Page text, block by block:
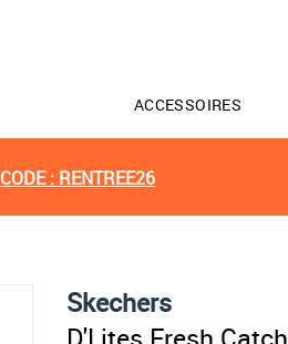
ACCESSOIRES
CODE : RENTREE26
Skechers